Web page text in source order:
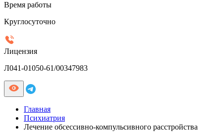
Время работы
Круглосуточно
Лицензия
Л041-01050-61/00347983
Главная
Психиатрия
Лечение обсессивно-компульсивного расстройства